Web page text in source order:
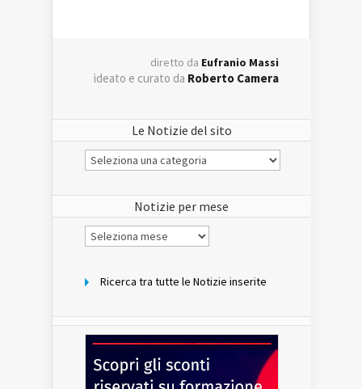
diretto da Eufranio Massi
ideato e curato da Roberto Camera
Le Notizie del sito
Le
Notizie
Notizie per mese
Notizie
per
Ricerca tra tutte le Notizie inserite